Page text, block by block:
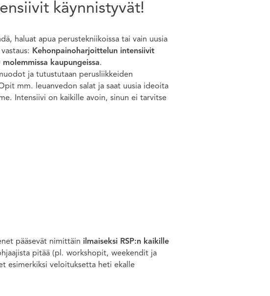
käynnistyvät!
haluat apua perustekniikoissa tai vain uusia
Kehonpainoharjoittelun intensiivit
kaupungeissa.
ja tutustutaan perusliikkeiden
mm. leuanvedon salat ja saat uusia ideoita
Intensiivi on kaikille avoin, sinun ei tarvitse
pääsevät nimittäin ilmaiseksi RSP:n kaikille
pitää (pl. workshopit, weekendit ja
esimerkiksi veloituksetta heti ekalle